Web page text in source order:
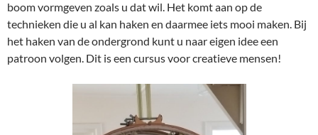
boom vormgeven zoals u dat wil. Het komt aan op de
technieken die u al kan haken en daarmee iets mooi maken. Bij
het haken van de ondergrond kunt u naar eigen idee een
patroon volgen. Dit is een cursus voor creatieve mensen!